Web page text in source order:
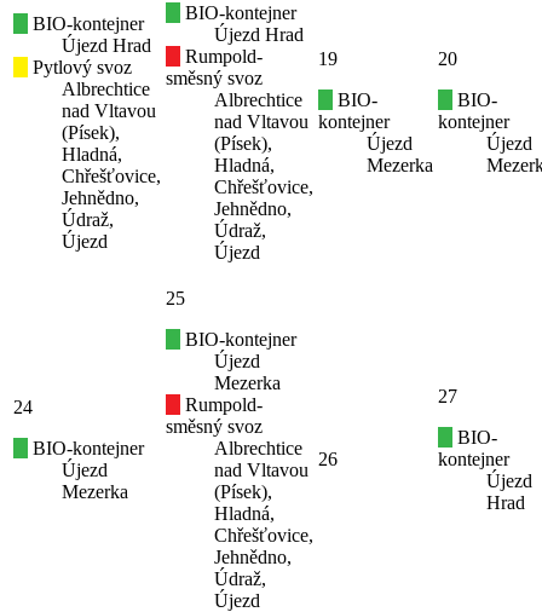
BIO-kontejner
Újezd Hrad
Pytlový svoz
Albrechtice
nad Vltavou
(Písek),
Hladná,
Chřešťovice,
Jehnědno,
Údraž,
Újezd
BIO-kontejner
Újezd Hrad
Rumpold-
směsný svoz
Albrechtice
nad Vltavou
(Písek),
Hladná,
Chřešťovice,
Jehnědno,
Údraž,
Újezd
19
BIO-
kontejner
Újezd
Mezerka
20
BIO-
kontejner
Újezd
24
BIO-kontejner
Újezd
Mezerka
25
BIO-kontejner
Újezd
Mezerka
Rumpold-
směsný svoz
Albrechtice
nad Vltavou
(Písek),
Hladná,
Chřešťovice,
Jehnědno,
Údraž,
Újezd
26
27
BIO-
kontejner
Újezd
Hrad